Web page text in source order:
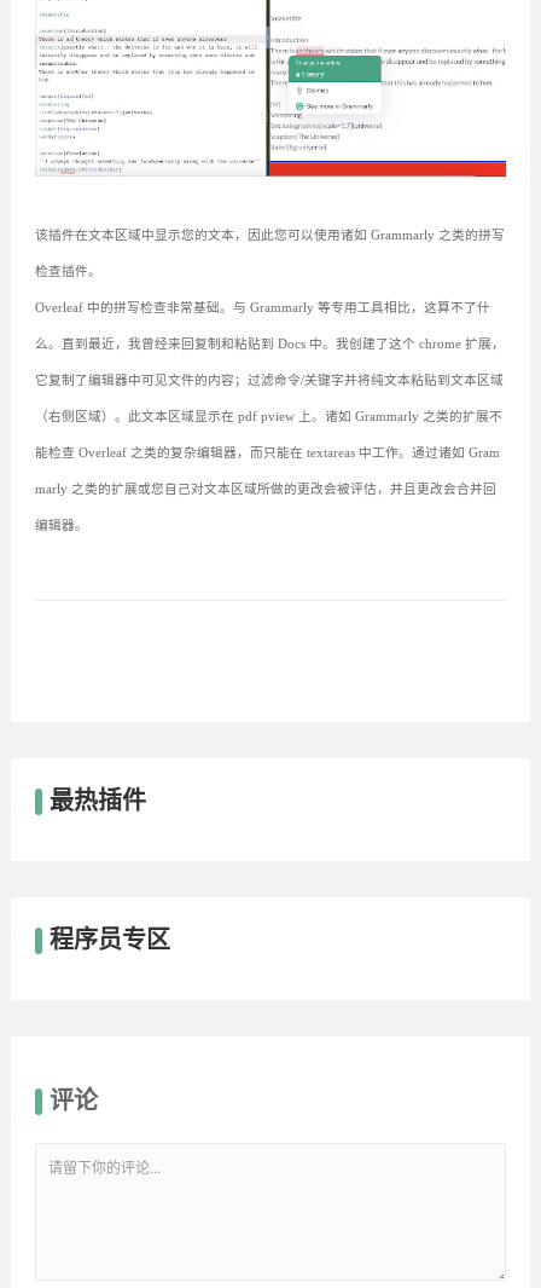
该插件在文本区域中显示您的文本，因此您可以使用诸如 Grammarly 之类的拼写
检查插件。
Overleaf 中的拼写检查非常基础。与 Grammarly 等专用工具相比，这算不了什
么。直到最近，我曾经来回复制和粘贴到 Docs 中。我创建了这个 chrome 扩展，
它复制了编辑器中可见文件的内容；过滤命令/关键字并将纯文本粘贴到文本区域
（右侧区域）。此文本区域显示在 pdf pview 上。诸如 Grammarly 之类的扩展不
能检查 Overleaf 之类的复杂编辑器，而只能在 textareas 中工作。通过诸如 Gram
marly 之类的扩展或您自己对文本区域所做的更改会被评估，并且更改会合并回
编辑器。
最热插件
程序员专区
评论